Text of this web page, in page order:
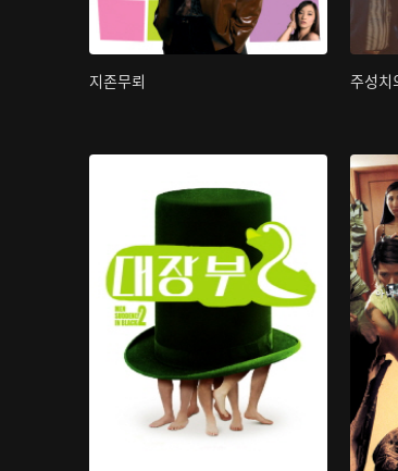
지존무뢰 주성치